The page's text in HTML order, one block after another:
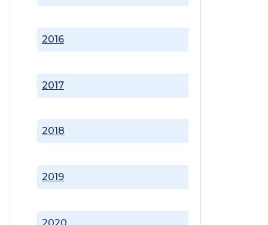
2016
2017
2018
2019
2020